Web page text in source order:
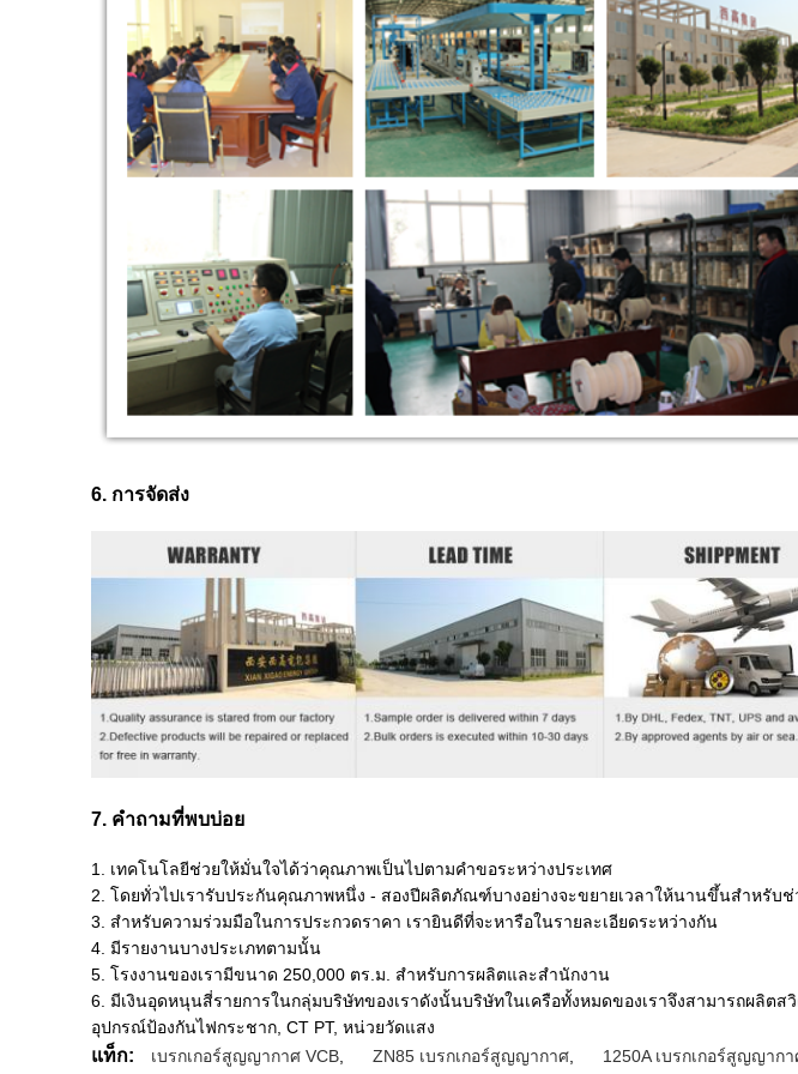
6. การจัดส่ง
7. คำถามที่พบบ่อย
1. เทคโนโลยีช่วยให้มั่นใจได้ว่าคุณภาพเป็นไปตามคำขอระหว่างประเทศ
2. โดยทั่วไปเรารับประกันคุณภาพหนึ่ง - สองปีผลิตภัณฑ์บางอย่างจะขยายเวลาให้นานขึ้นสำหรับช่
3. สำหรับความร่วมมือในการประกวดราคา เรายินดีที่จะหารือในรายละเอียดระหว่างกัน
4. มีรายงานบางประเภทตามนั้น
5. โรงงานของเรามีขนาด 250,000 ตร.ม. สำหรับการผลิตและสำนักงาน
6. มีเงินอุดหนุนสี่รายการในกลุ่มบริษัทของเราดังนั้นบริษัทในเครือทั้งหมดของเราจึงสามารถผลิ
อุปกรณ์ป้องกันไฟกระชาก, CT PT, หน่วยวัดแสง
แท็ก: เบรกเกอร์สูญญากาศ VCB ZN85 เบรกเกอร์สูญญากาศ 1250A เบรกเกอร์สูญญาก